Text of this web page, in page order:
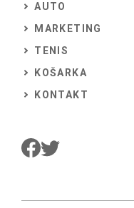
AUTO
MARKETING
TENIS
KOŠARKA
KONTAKT